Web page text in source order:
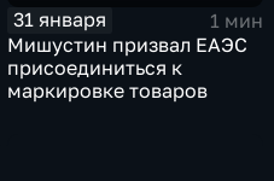
31 января
1 мин
Мишустин призвал ЕАЭС
присоединиться к
маркировке товаров